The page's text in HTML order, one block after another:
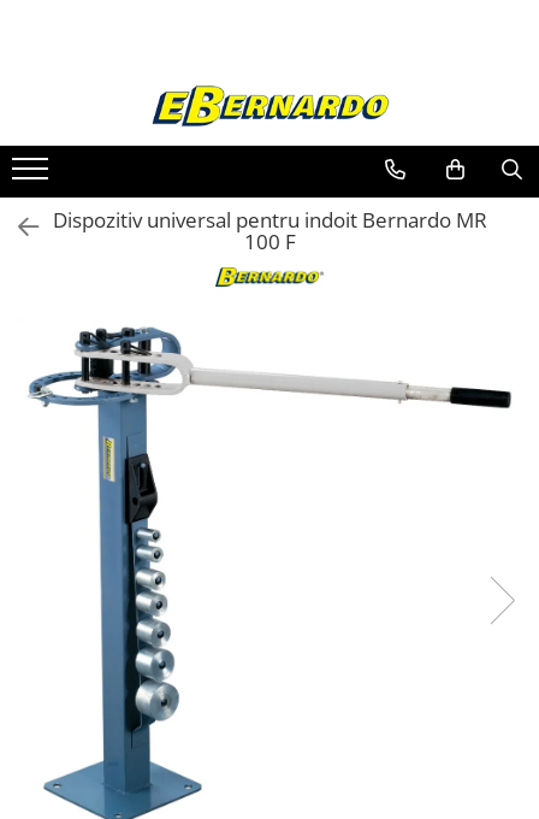
Prelucrare metal
Fierastraie pentru metal
Ferastraie mobile pentru metal
Fierastraie prelucrare metal
Ferastraie circulare pentru metal
Dispozitive de sudare pentru panze
panglica
Ferastraie automate cu banda si
doua coloane
Ferastraie metal cu banda si taiere
dubla semiautomate
Ferastraie prelucrare metal cu
banda si taiere dubla
Ferastraie verticale
Strunguri pentru metal
Strunguri CNC
Strunguri cu cutie de viteze
Strunguri cu surub de ghidare
Strunguri de precizie
Strunguri metal cu freza
Strunguri universale
Strunguri universale cu afisaj
Dispozitiv universal pentru indoit Bernardo MR
100 F